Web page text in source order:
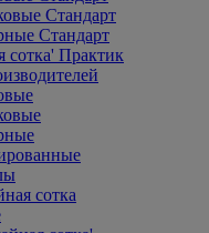
Стандарт
Стандарт
Практик
сотка